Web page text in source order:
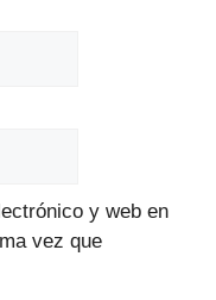
y web en
vez que